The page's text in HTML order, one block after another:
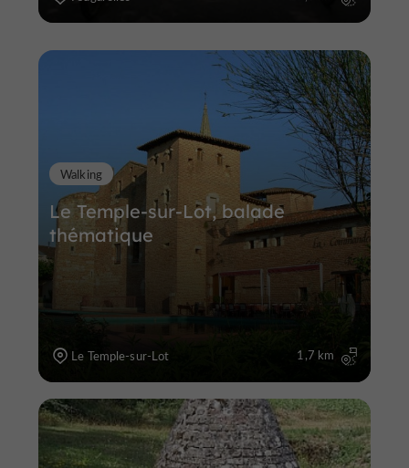
Le Temple-sur-Lot, balade
thématique
Walking
Le Temple-sur-Lot 1,7 km